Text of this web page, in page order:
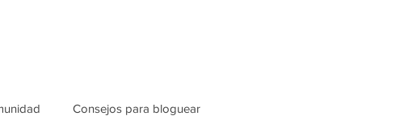
Consejos para bloguear